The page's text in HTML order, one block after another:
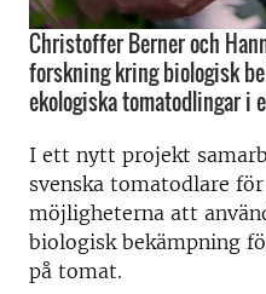
Christoffer Berner och
forskning kring biologisk
ekologiska tomatodlingar i
I ett nytt projekt
svenska tomatodlare
möjligheterna att
biologisk bekämpning
på tomat.